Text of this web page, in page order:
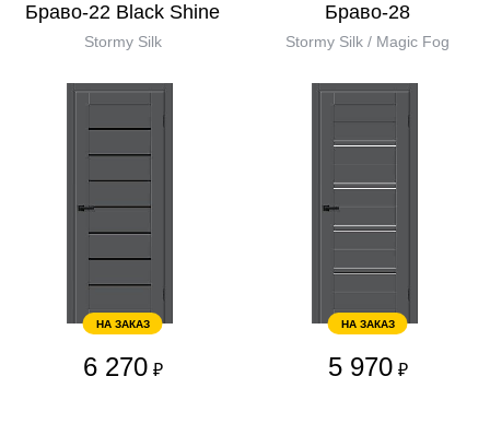
Браво-22 Black Shine
Stormy Silk
НА ЗАКАЗ
6 270 ₽
Браво-28
Stormy Silk / Magic Fog
НА ЗАКАЗ
5 970 ₽